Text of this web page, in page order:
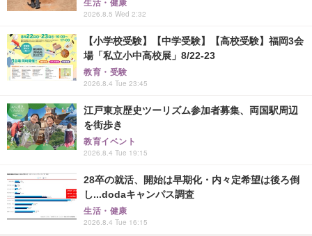
生活・健康
2026.8.5 Wed 2:32
【小学校受験】【中学受験】【高校受験】福岡3会
場「私立小中高校展」8/22-23
教育・受験
2026.8.4 Tue 23:45
江戸東京歴史ツーリズム参加者募集、両国駅周辺
を街歩き
教育イベント
2026.8.4 Tue 19:15
28卒の就活、開始は早期化・内々定希望は後ろ倒
し...dodaキャンパス調査
生活・健康
2026.8.4 Tue 16:15